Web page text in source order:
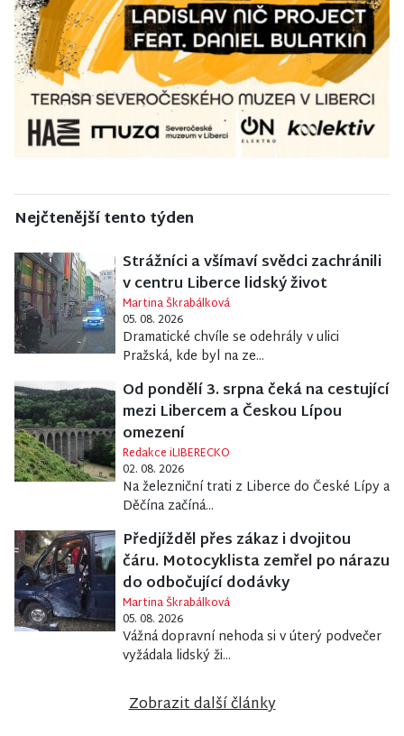
Nejčtenější tento týden
Strážníci a všímaví svědci zachránili
v centru Liberce lidský život
Martina Škrabálková
05. 08. 2026
Dramatické chvíle se odehrály v ulici
Pražská, kde byl na ze...
Od pondělí 3. srpna čeká na cestující
mezi Libercem a Českou Lípou
omezení
Redakce iLIBERECKO
02. 08. 2026
Na železniční trati z Liberce do České Lípy a
Děčína začíná...
Předjížděl přes zákaz i dvojitou
čáru. Motocyklista zemřel po nárazu
do odbočující dodávky
Martina Škrabálková
05. 08. 2026
Vážná dopravní nehoda si v úterý podvečer
vyžádala lidský ži...
Zobrazit další články